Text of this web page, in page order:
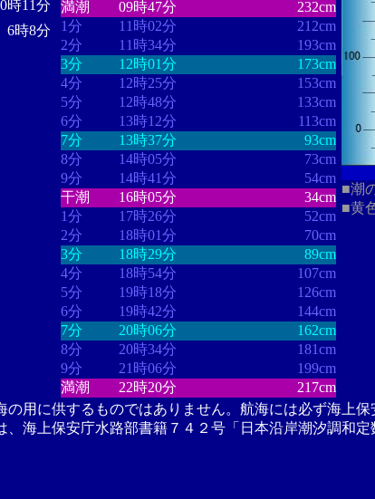
0時11分
6時8分
満潮
09時47分
232cm
1分
11時02分
212cm
2分
11時34分
193cm
3分
12時01分
173cm
4分
12時25分
153cm
5分
12時48分
133cm
6分
13時12分
113cm
7分
13時37分
93cm
8分
14時05分
73cm
9分
14時41分
54cm
干潮
16時05分
34cm
1分
17時26分
52cm
2分
18時01分
70cm
3分
18時29分
89cm
4分
18時54分
107cm
5分
19時18分
126cm
6分
19時42分
144cm
7分
20時06分
162cm
8分
20時34分
181cm
9分
21時06分
199cm
満潮
22時20分 217cm
■潮
■黄
の用に供するものではありません。航海には必ず海上
、海上保安庁水路部書籍７４２号「日本沿岸潮汐調和